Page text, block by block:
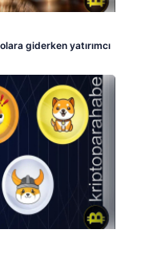
giderken yatırımcı